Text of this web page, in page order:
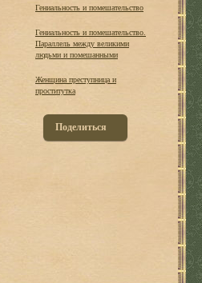
Гениальность и помешательство
Гениальность и помешательство.
Параллель между великими
людьми и помешанными
Женщина преступница и
проститутка
Поделиться